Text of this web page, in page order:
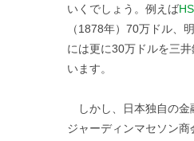
いくでしょう。例えば
（1878年）70万ドル、
には更に30万ドルを三
います。
しかし、日本独自の金
ジャーディンマセソン